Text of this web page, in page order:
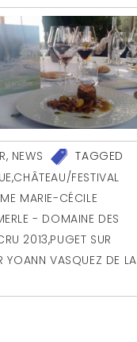
, NEWS
TAGGED
,CHÂTEAU/FESTIVAL
MARIE-CÉCILE
- DOMAINE DES
2013,PUGET SUR
YOANN VASQUEZ DE LA